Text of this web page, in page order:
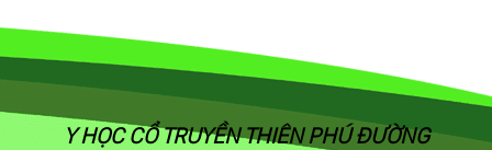
Y HỌC CỔ TRUYỀN THIÊN PHÚ ĐƯỜNG